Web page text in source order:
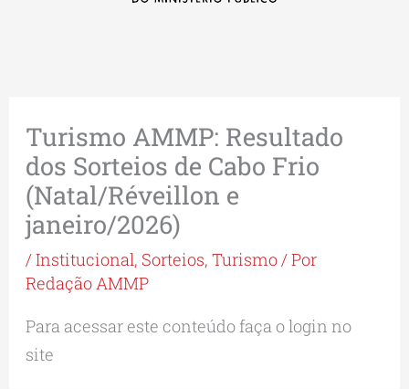
Turismo AMMP: Resultado
dos Sorteios de Cabo Frio
(Natal/Réveillon e
janeiro/2026)
/Institucional, Sorteios,Turismo/ Por
Redação AMMP
Para acessar este conteúdo faça o login no
site